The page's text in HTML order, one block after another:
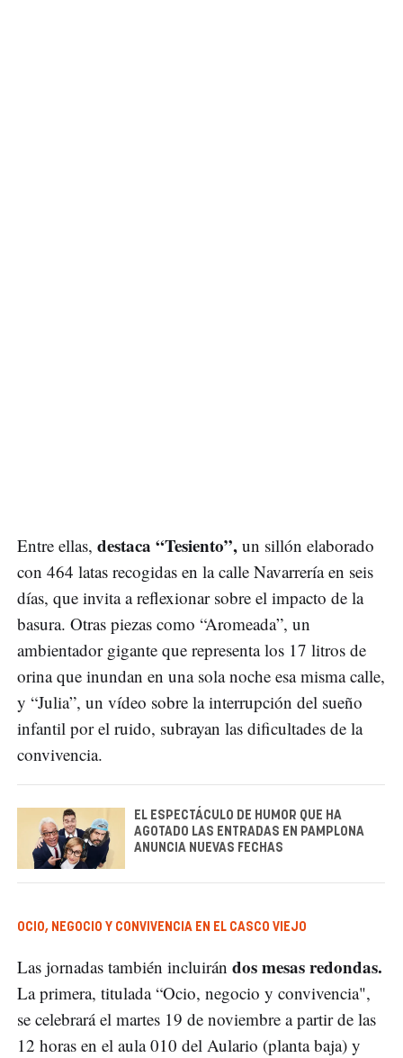
Entre ellas, destaca “Tesiento”, un sillón elaborado
con 464 latas recogidas en la calle Navarrería en seis
días, que invita a reflexionar sobre el impacto de la
basura. Otras piezas como “Aromeada”, un
ambientador gigante que representa los 17 litros de
orina que inundan en una sola noche esa misma calle,
y “Julia”, un vídeo sobre la interrupción del sueño
infantil por el ruido, subrayan las dificultades de la
convivencia.
EL ESPECTÁCULO DE HUMOR QUE HA
AGOTADO LAS ENTRADAS EN PAMPLONA
ANUNCIA NUEVAS FECHAS
OCIO, NEGOCIO Y CONVIVENCIA EN EL CASCO VIEJO
Las jornadas también incluirán dos mesas redondas.
La primera, titulada “Ocio, negocio y convivencia",
se celebrará el martes 19 de noviembre a partir de las
12 horas en el aula 010 del Aulario (planta baja) y